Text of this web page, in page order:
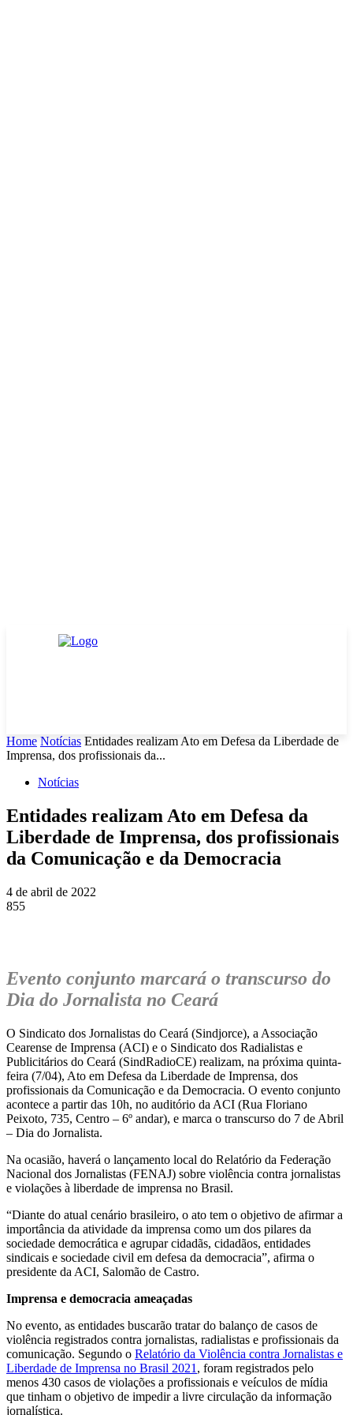
Home Notícias Entidades realizam Ato em Defesa da Liberdade de
Imprensa, dos profissionais da...
Notícias
Entidades realizam Ato em Defesa da
Liberdade de Imprensa, dos profissionais
da Comunicação e da Democracia
4 de abril de 2022
855
Evento conjunto marcará o transcurso do
Dia do Jornalista no Ceará
O Sindicato dos Jornalistas do Ceará (Sindjorce), a Associação
Cearense de Imprensa (ACI) e o Sindicato dos Radialistas e
Publicitários do Ceará (SindRadioCE) realizam, na próxima quinta-
feira (7/04), Ato em Defesa da Liberdade de Imprensa, dos
profissionais da Comunicação e da Democracia. O evento conjunto
acontece a partir das 10h, no auditório da ACI (Rua Floriano
Peixoto, 735, Centro – 6º andar), e marca o transcurso do 7 de Abril
– Dia do Jornalista.
Na ocasião, haverá o lançamento local do Relatório da Federação
Nacional dos Jornalistas (FENAJ) sobre violência contra jornalistas
e violações à liberdade de imprensa no Brasil.
“Diante do atual cenário brasileiro, o ato tem o objetivo de afirmar a
importância da atividade da imprensa como um dos pilares da
sociedade democrática e agrupar cidadãs, cidadãos, entidades
sindicais e sociedade civil em defesa da democracia”, afirma o
presidente da ACI, Salomão de Castro.
Imprensa e democracia ameaçadas
No evento, as entidades buscarão tratar do balanço de casos de
violência registrados contra jornalistas, radialistas e profissionais da
comunicação. Segundo o Relatório da Violência contra Jornalistas e
Liberdade de Imprensa no Brasil 2021 , foram registrados pelo
menos 430 casos de violações a profissionais e veículos de mídia
que tinham o objetivo de impedir a livre circulação da informação
jornalística.